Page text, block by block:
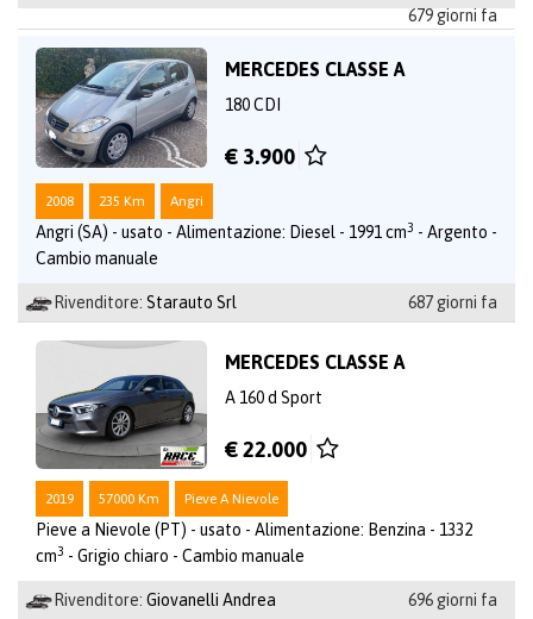
679 giorni fa
MERCEDES CLASSE A
180 CDI
€ 3.900
2008 235 Km Angri
Angri (SA) - usato - Alimentazione: Diesel - 1991 cm3 - Argento -
Cambio manuale
Rivenditore: Starauto Srl 687 giorni fa
MERCEDES CLASSE A
A 160 d Sport
€ 22.000
2019 57000 Km Pieve A Nievole
Pieve a Nievole (PT) - usato - Alimentazione: Benzina - 1332
cm3 - Grigio chiaro - Cambio manuale
Rivenditore: Giovanelli Andrea 696 giorni fa